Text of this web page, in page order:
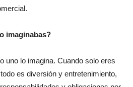
imaginabas?
uno lo imagina. Cuando solo eres
es diversión y entretenimiento,